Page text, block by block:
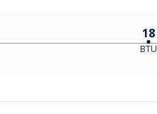
18
BTU